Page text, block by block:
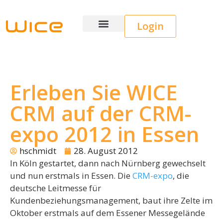
Login
Erleben Sie WICE
CRM auf der CRM-
expo 2012 in Essen
hschmidt
28. August 2012
In Köln gestartet, dann nach Nürnberg gewechselt
und nun erstmals in Essen. Die CRM-expo, die
deutsche Leitmesse für
Kundenbeziehungsmanagement, baut ihre Zelte im
Oktober erstmals auf dem Essener Messegelände